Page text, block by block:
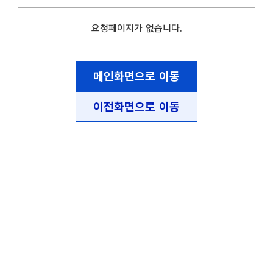
요청페이지가 없습니다.
메인화면으로 이동
이전화면으로 이동